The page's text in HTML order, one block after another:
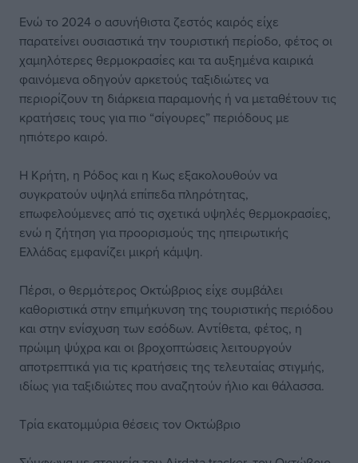
Ενώ το 2024 ο ασυνήθιστα ζεστός καιρός είχε
παρατείνει ουσιαστικά την τουριστική περίοδο, φέτος οι
χαμηλότερες θερμοκρασίες και τα αυξημένα καιρικά
φαινόμενα οδηγούν αρκετούς ταξιδιώτες να
περιορίζουν τη διάρκεια παραμονής ή να μεταθέτουν τις
κρατήσεις τους για πιο “σίγουρες” περιόδους με
ηπιότερο καιρό.
Η Κρήτη, η Ρόδος και η Κως εξακολουθούν να
συγκρατούν υψηλά επίπεδα πληρότητας,
επωφελούμενες από τις σχετικά υψηλές θερμοκρασίες,
ενώ η ζήτηση για προορισμούς της ηπειρωτικής
Ελλάδας εμφανίζει μικρή κάμψη.
Πέρσι, ο θερμότερος Οκτώβριος είχε συμβάλει
καθοριστικά στην επιμήκυνση της τουριστικής περιόδου
και στην ενίσχυση των εσόδων. Αντίθετα, φέτος, η
πρώιμη ψύχρα και οι βροχοπτώσεις λειτουργούν
αποτρεπτικά για τις κρατήσεις της τελευταίας στιγμής,
ιδίως για ταξιδιώτες που αναζητούν ήλιο και θάλασσα.
Τρία εκατομμύρια θέσεις τον Οκτώβριο